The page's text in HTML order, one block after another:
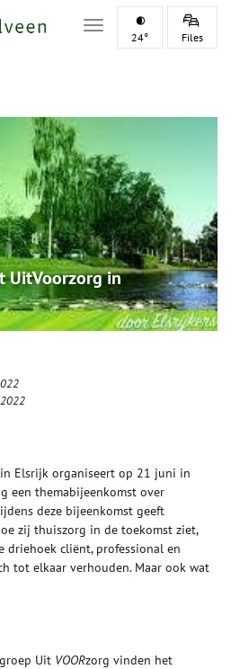
Toggle navigation
24° Files
UitVoorzorg in
Elsrijk organiseert op 21 juni in
een themabijeenkomst over
deze bijeenkomst geeft
zij thuiszorg in de toekomst ziet,
driehoek cliënt, professional en
tot elkaar verhouden. Maar ook wat
Uit VOORzorg vinden het